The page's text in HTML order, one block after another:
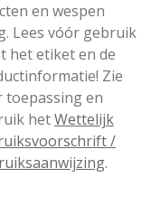
en wespen
Lees vóór gebruik
het etiket en de
Zie
toepassing en
hetWettelijk
/
.